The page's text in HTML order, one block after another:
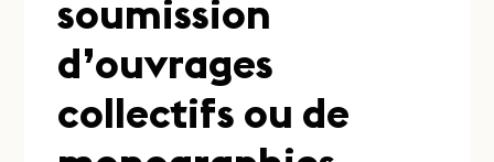
soumission
d’ouvrages
collectifs ou de